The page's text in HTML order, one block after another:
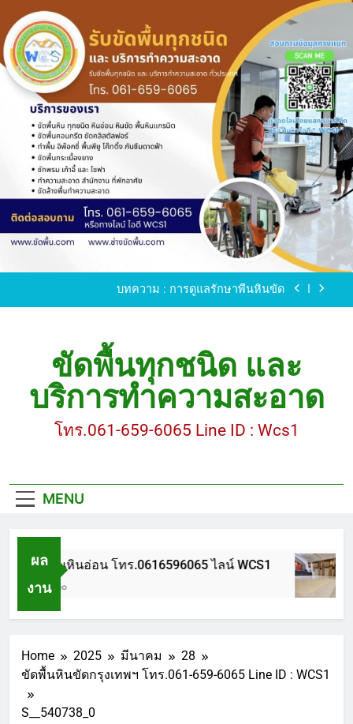
to
content
ขัดพื้นหินขัด อบต.แหลมบัวนครปฐม
ขัดพื้นหินอ่อน โทร.0616596065 ไลน์ WCS1
บทความ : การดูแลรักษาพื้นหินขัด
ขัดพื้นหินขัด อบต.แหลมบัวนครปฐม
ขัดพื้นหินอ่อน โทร.0616596065 ไลน์ WCS1
บทความ : การดูแลรักษาพื้นหินขัด
ขัดพื้นทุกชนิด และ
บริการทำความสะอาด
โทร.061-659-6065 Line ID : Wcs1
MENU
ผล
งาน
ขัดพื้นหินอ่อน โทร.0616596065 ไลน์ WCS1
1 ปี Ago
Home 2025 มีนาคม
28
ขัดพื้นหินขัดกรุงเทพฯ โทร.061-659-6065 Line ID : WCS1
S__540738_0